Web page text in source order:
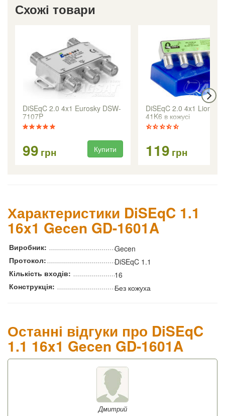
Схожі товари
DiSEqC 2.0 4x1 Eurosky DSW-
7107P
99 грн Купити
DiSEqC 2.0 4x1 Lionsat
41K6 в кожусі
119 грн
Характеристики DiSEqC 1.1
16x1 Gecen GD-1601A
Виробник:
Gecen
Протокол:
DiSEqC 1.1
Кількість входів:
16
Конструкція:
Без кожуха
Останні відгуки про DiSEqC
1.1 16x1 Gecen GD-1601A
Дмитрий